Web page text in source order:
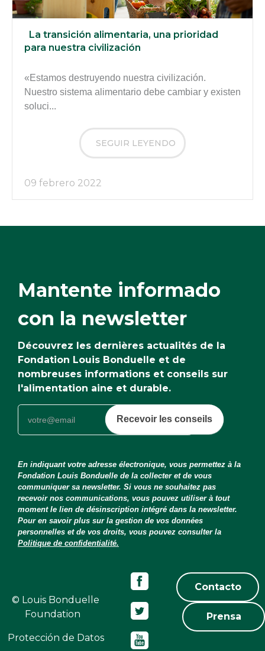
La transición alimentaria, una prioridad
para nuestra civilización
«Estamos destruyendo nuestra civilización.
Nuestro sistema alimentario debe cambiar y existen
soluci...
SEGUIR LEYENDO
09 febrero 2022
Mantente informado
con la newsletter
Découvrez les dernières actualités de la
Fondation Louis Bonduelle et de
nombreuses informations et conseils sur
l'alimentation aine et durable.
Recevoir les conseils
En indiquant votre adresse électronique, vous permettez à la
Fondation Louis Bonduelle de la collecter et de vous
communiquer sa newsletter. Si vous ne souhaitez pas
recevoir nos communications, vous pouvez utiliser à tout
moment le lien de désinscription intégré dans la newsletter.
Pour en savoir plus sur la gestion de vos données
personnelles et de vos droits, vous pouvez consulter la
Politique de confidentialité.
© Louis Bonduelle
Foundation
Protección de Datos
Contacto
Prensa